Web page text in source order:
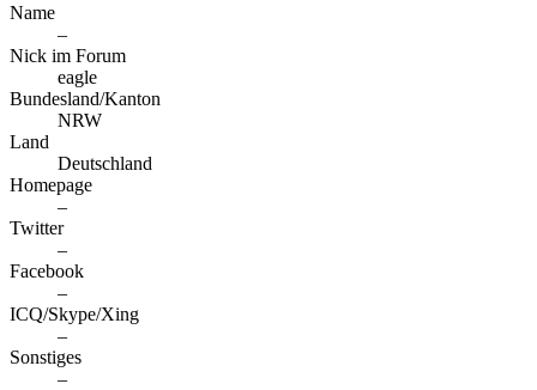
Name
–
Nick im Forum
eagle
Bundesland/Kanton
NRW
Land
Deutschland
Homepage
–
Twitter
–
Facebook
–
ICQ/Skype/Xing
–
Sonstiges
–